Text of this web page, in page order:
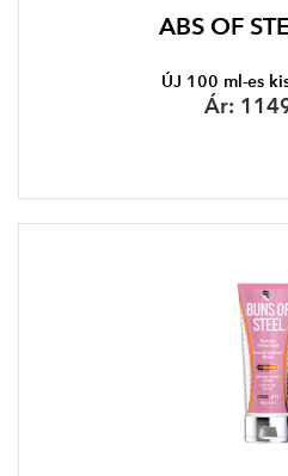
ABS OF
ÚJ 100 ml-es
Ár: